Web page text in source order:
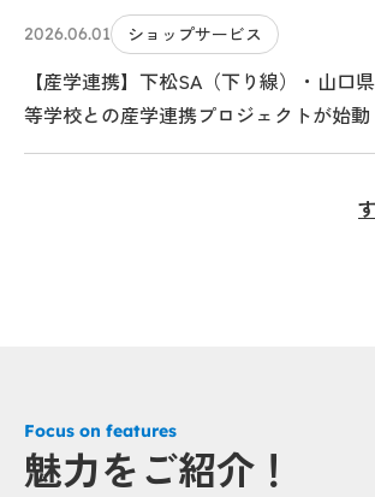
2026.06.01 ショップサービス
【産学連携】下松SA（下り線）・山口
等学校との産学連携プロジェクトが始
SA（下り線）で“いちばん売れる”パン
Focus on features
魅力をご紹介！